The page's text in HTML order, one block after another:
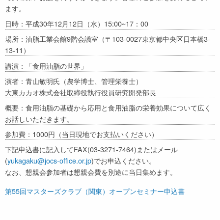
ます。
日時：平成30年12月12日（水）15:00~17：00
場所：油脂工業会館9階会議室（〒103-0027東京都中央区日本橋3-
13-11）
講演：「食用油脂の世界」
演者：青山敏明氏（農学博士、管理栄養士）
大東カカオ株式会社取締役執行役員研究開発部長
概要：食用油脂の基礎から応用と食用油脂の栄養効果について広く
お話しいただきます。
参加費：1000円（当日現地でお支払いください）
下記申込書に記入してFAX(03-3271-7464)またはメール
(yukagaku@jocs-office.or.jp)でお申込ください。
なお、懇親会参加者は懇親会費を別途に当日集めます。
第55回マスターズクラブ（関東）オープンセミナー申込書